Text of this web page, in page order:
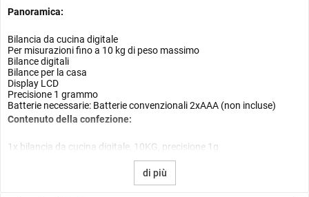
Panoramica:
Bilancia da cucina digitale
Per misurazioni fino a 10 kg di peso massimo
Bilance digitali
Bilance per la casa
Display LCD
Precisione 1 grammo
Batterie necessarie: Batterie convenzionali 2xAAA (non incluse)
Contenuto della confezione:
1x bilancia da cucina digitale, 10KG, precisione 1g
di più